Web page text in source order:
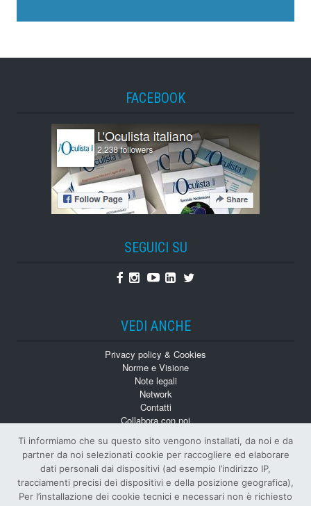
FACEBOOK
SEGUICI SU
Facebook
Instagram
YoutubeLinkedin
Twitter
VEDI ANCHE
Privacy policy & Cookies
Norme e Visione
Note legali
Network
Contatti
Collabora con noi
Numeri Arretrati
Ti informiamo che su questo sito vengono installati, da noi e da
partner da noi selezionati cookie per raccogliere ed elaborare
dati personali dai dispositivi (ad esempio l’indirizzo IP,
tracciamenti precisi dei dispositivi e della posizione geografica),
Per l’installazione dei cookie tecnici e necessari non è richiesto